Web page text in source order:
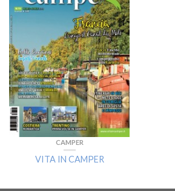
CAMPER
VITA IN CAMPER